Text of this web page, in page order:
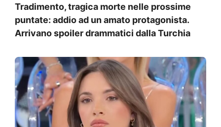
Tradimento, tragica morte nelle prossime
puntate: addio ad un amato protagonista.
Arrivano spoiler drammatici dalla Turchia